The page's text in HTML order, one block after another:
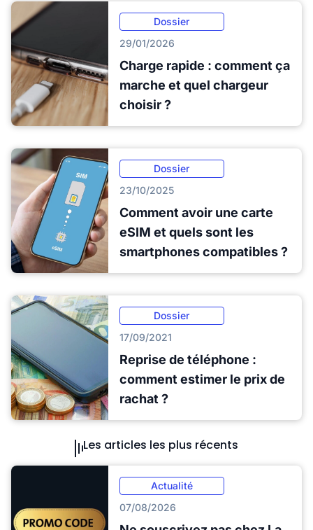
Dossier
29/01/2026
Charge rapide : comment ça
marche et quel chargeur
choisir ?
Dossier
23/10/2025
Comment avoir une carte
eSIM et quels sont les
smartphones compatibles ?
Dossier
17/09/2021
Reprise de téléphone :
comment estimer le prix de
rachat ?
Les articles les plus récents
Actualité
07/08/2026